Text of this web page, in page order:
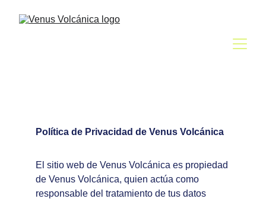
Política de Privacidad de Venus Volcánica
El sitio web de Venus Volcánica es propiedad
de Venus Volcánica, quien actúa como
responsable del tratamiento de tus datos